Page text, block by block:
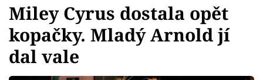
Témata
Showbyznys
Miley Cyrus dostala opět
kopačky. Mladý Arnold jí
dal vale